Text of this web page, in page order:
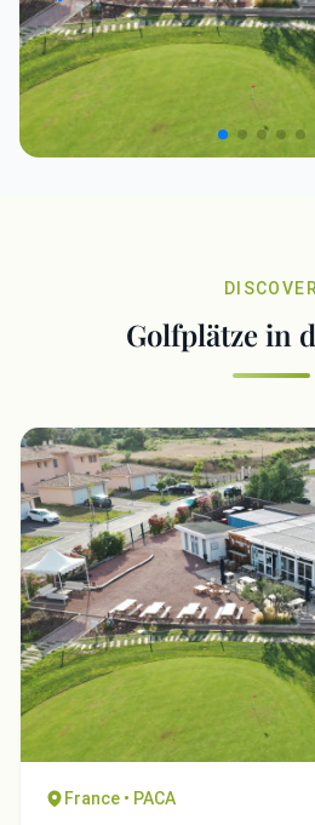
DISCOVER
Golfplätze in
France • PACA